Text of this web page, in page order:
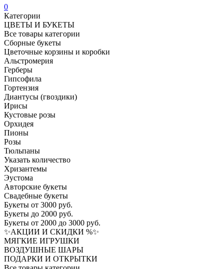
0
Категории
ЦВЕТЫ И БУКЕТЫ
Все товары категории
Сборные букеты
Цветочные корзины и коробки
Альстромерия
Герберы
Гипсофила
Гортензия​
Диантусы (гвоздики)
Ирисы
Кустовые розы
Орхидея
Пионы
Розы
Тюльпаны
Указать количество
Хризантемы
Эустома
Авторские букеты
Свадебные букеты
Букеты от 3000 руб.
Букеты до 2000 руб.
Букеты от 2000 до 3000 руб.
✨АКЦИИ И СКИДКИ %✨
МЯГКИЕ ИГРУШКИ
ВОЗДУШНЫЕ ШАРЫ
ПОДАРКИ И ОТКРЫТКИ